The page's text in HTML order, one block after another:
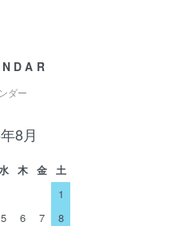
ダー
8月
木 金
土
1
5 6 7
8